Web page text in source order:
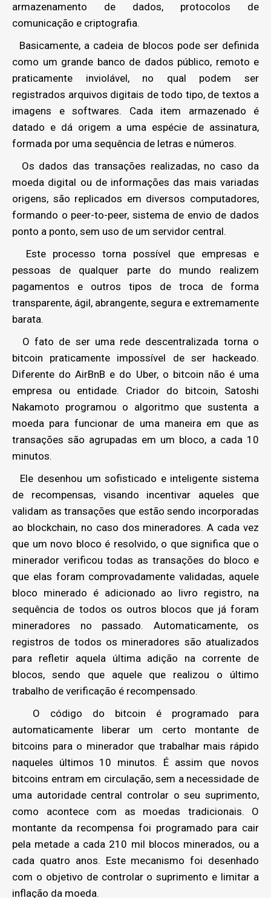
armazenamento de dados, protocolos de
comunicação e criptografia.
Basicamente, a cadeia de blocos pode ser definida
como um grande banco de dados público, remoto e
praticamente inviolável, no qual podem ser
registrados arquivos digitais de todo tipo, de textos a
imagens e softwares. Cada item armazenado é
datado e dá origem a uma espécie de assinatura,
formada por uma sequência de letras e números.
Os dados das transações realizadas, no caso da
moeda digital ou de informações das mais variadas
origens, são replicados em diversos computadores,
formando o peer-to-peer, sistema de envio de dados
ponto a ponto, sem uso de um servidor central.
Este processo torna possível que empresas e
pessoas de qualquer parte do mundo realizem
pagamentos e outros tipos de troca de forma
transparente, ágil, abrangente, segura e extremamente
barata.
O fato de ser uma rede descentralizada torna o
bitcoin praticamente impossível de ser hackeado.
Diferente do AirBnB e do Uber, o bitcoin não é uma
empresa ou entidade. Criador do bitcoin, Satoshi
Nakamoto programou o algoritmo que sustenta a
moeda para funcionar de uma maneira em que as
transações são agrupadas em um bloco, a cada 10
minutos.
Ele desenhou um sofisticado e inteligente sistema
de recompensas, visando incentivar aqueles que
validam as transações que estão sendo incorporadas
ao blockchain, no caso dos mineradores. A cada vez
que um novo bloco é resolvido, o que significa que o
minerador verificou todas as transações do bloco e
que elas foram comprovadamente validadas, aquele
bloco minerado é adicionado ao livro registro, na
sequência de todos os outros blocos que já foram
mineradores no passado. Automaticamente, os
registros de todos os mineradores são atualizados
para refletir aquela última adição na corrente de
blocos, sendo que aquele que realizou o último
trabalho de verificação é recompensado.
O código do bitcoin é programado para
automaticamente liberar um certo montante de
bitcoins para o minerador que trabalhar mais rápido
naqueles últimos 10 minutos. É assim que novos
bitcoins entram em circulação, sem a necessidade de
uma autoridade central controlar o seu suprimento,
como acontece com as moedas tradicionais. O
montante da recompensa foi programado para cair
pela metade a cada 210 mil blocos minerados, ou a
cada quatro anos. Este mecanismo foi desenhado
com o objetivo de controlar o suprimento e limitar a
inflação da moeda.